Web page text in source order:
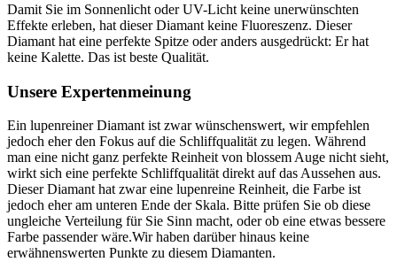
Damit Sie im Sonnenlicht oder UV-Licht keine unerwünschten
Effekte erleben, hat dieser Diamant keine Fluoreszenz. Dieser
Diamant hat eine perfekte Spitze oder anders ausgedrückt: Er hat
keine Kalette. Das ist beste Qualität.
Unsere Expertenmeinung
Ein lupenreiner Diamant ist zwar wünschenswert, wir empfehlen
jedoch eher den Fokus auf die Schliffqualität zu legen. Während
man eine nicht ganz perfekte Reinheit von blossem Auge nicht sieht,
wirkt sich eine perfekte Schliffqualität direkt auf das Aussehen aus.
Dieser Diamant hat zwar eine lupenreine Reinheit, die Farbe ist
jedoch eher am unteren Ende der Skala. Bitte prüfen Sie ob diese
ungleiche Verteilung für Sie Sinn macht, oder ob eine etwas bessere
Farbe passender wäre.Wir haben darüber hinaus keine
erwähnenswerten Punkte zu diesem Diamanten.